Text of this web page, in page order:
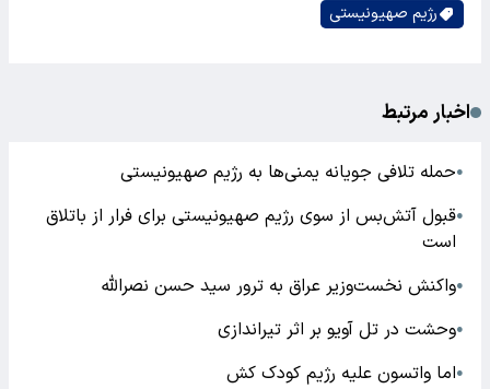
رژیم صهیونیستی
اخبار مرتبط
●حمله تلافی جویانه یمنی‌ها به رژیم صهیونیستی
●قبول آتش‌بس از سوی رژیم صهیونیستی برای فرار از باتلاق
است
●واکنش نخست‌وزیر عراق به ترور سید حسن نصرالله
●وحشت در تل آویو بر اثر تیراندازی
●اما واتسون علیه رژیم کودک کش